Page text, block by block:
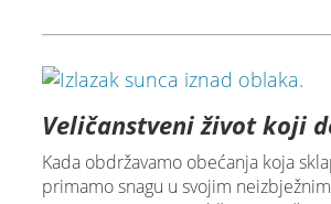
Veličanstveni život koji
Kada obdržavamo obećanja koja
primamo snagu u svojim